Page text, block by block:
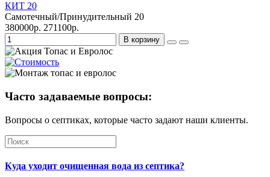
КИТ 20
Самотечный/Принудительный 20
380000р. 271100р.
В корзину
Часто задаваемые вопросы:
Вопросы о септиках, которые часто задают наши клиенты.
Куда уходит очищенная вода из септика?